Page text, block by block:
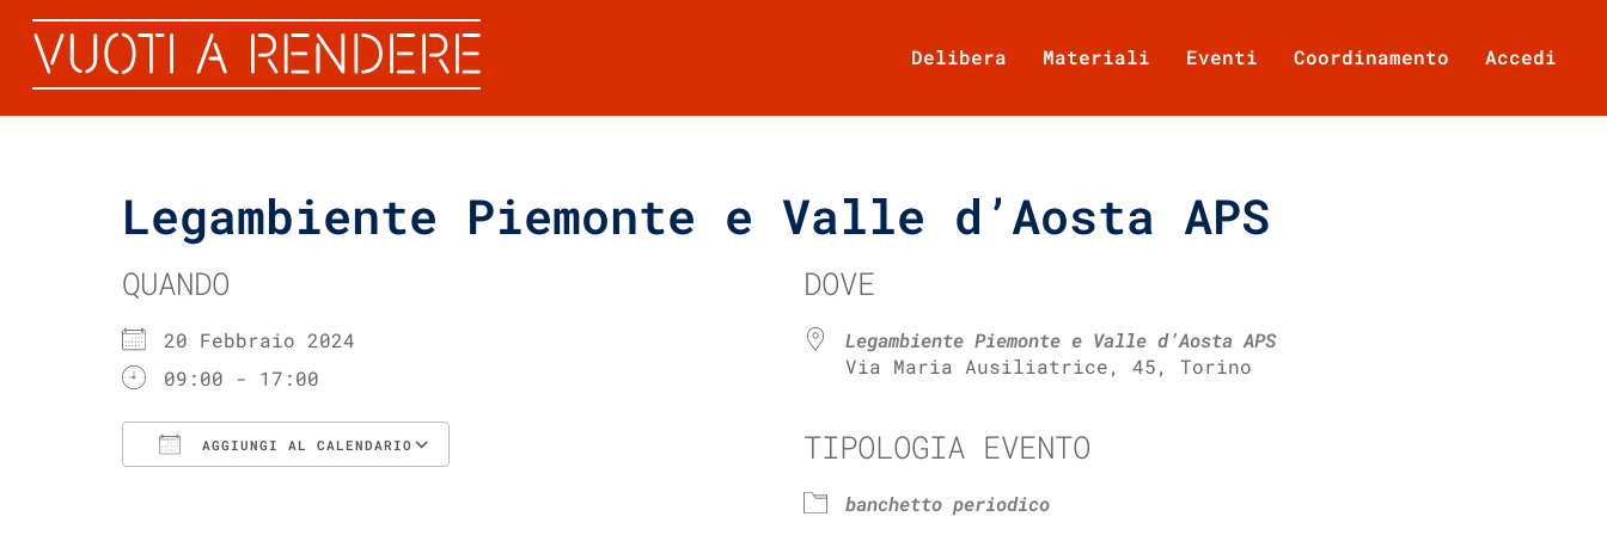
Delibera Materiali Eventi Coordinamento Accedi
Legambiente Piemonte e Valle d’Aosta APS
QUANDO
20 Febbraio 2024
09:00 - 17:00
AGGIUNGI AL CALENDARIO
iCalendar
DOVE
Legambiente Piemonte e Valle d’Aosta APS
Via Maria Ausiliatrice, 45, Torino
TIPOLOGIA EVENTO
banchetto periodico